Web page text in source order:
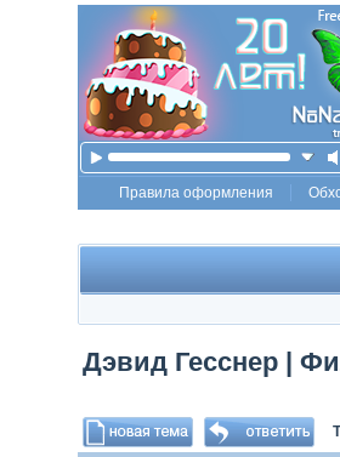
Правила оформления
Дэвид Гесснер |